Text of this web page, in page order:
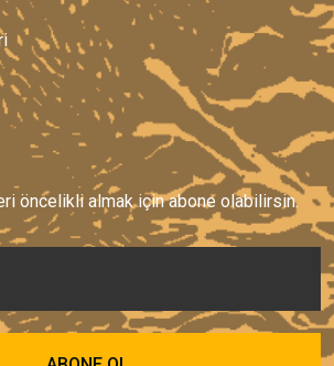
öncelikli almak için abone olabilirsin.